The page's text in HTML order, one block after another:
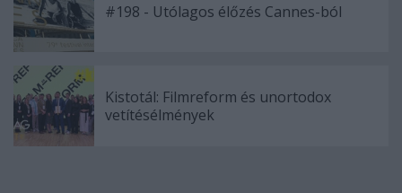
#198 - Utólagos élőzés Cannes-ból
Kistotál: Filmreform és unortodox
vetítésélmények